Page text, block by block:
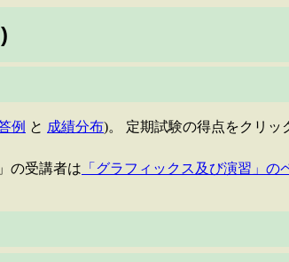
例 と 成績分布)。 定期試験の得点をクリッ
の受講者は 「グラフィックス及び演習」の